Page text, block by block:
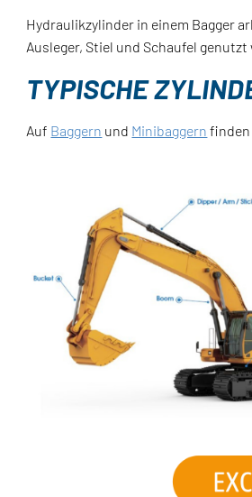
Hydraulikzylinder in einem Bagger
Ausleger, Stiel und Schaufel
TYPISCHE
Auf Baggern und Minibaggern finden